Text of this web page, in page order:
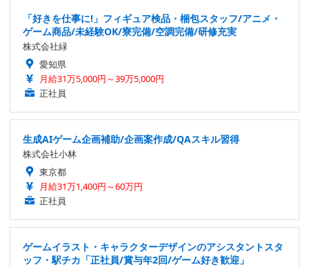
「好きを仕事に!」フィギュア検品・梱包スタッフ/アニメ・
ゲーム商品/未経験OK/寮完備/空調完備/研修充実
株式会社緑
愛知県
月給31万5,000円～39万5,000円
正社員
生成AIゲーム企画補助/企画案作成/QAスキル習得
株式会社小林
東京都
月給31万1,400円～60万円
正社員
ゲームイラスト・キャラクターデザインのアシスタントスタ
ッフ・駅チカ「正社員/賞与年2回/ゲーム好き歓迎」